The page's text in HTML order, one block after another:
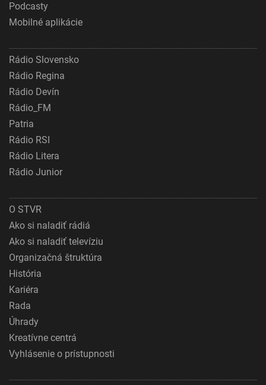
Podcasty
Mobilné aplikácie
Rádio Slovensko
Rádio Regina
Rádio Devín
Rádio_FM
Patria
Rádio RSI
Rádio Litera
Rádio Junior
O STVR
Ako si naladiť rádiá
Ako si naladiť televíziu
Organizačná štruktúra
História
Kariéra
Rada
Úhrady
Kreatívne centrá
Vyhlásenie o prístupnosti